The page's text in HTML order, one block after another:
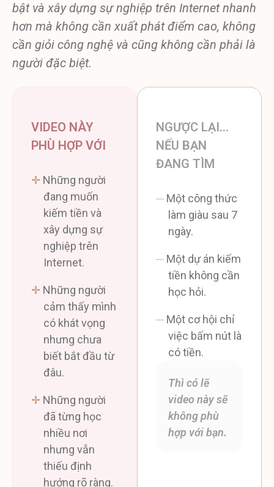
bật và xây dựng sự nghiệp trên Internet nhanh
hơn mà không cần xuất phát điểm cao, không
cần giỏi công nghệ và cũng không cần phải là
người đặc biệt.
VIDEO NÀY
PHÙ HỢP VỚI
✛ Những người
đang muốn
kiếm tiền và
xây dựng sự
nghiệp trên
Internet.
✛ Những người
cảm thấy mình
có khát vọng
nhưng chưa
biết bắt đầu từ
đâu.
✛ Những người
đã từng học
nhiều nơi
nhưng vẫn
thiếu định
hướng rõ ràng.
NGƯỢC LẠI…
NẾU BẠN
ĐANG TÌM
─ Một công thức
làm giàu sau 7
ngày.
─ Một dự án kiếm
tiền không cần
học hỏi.
─ Một cơ hội chỉ
việc bấm nút là
có tiền.
Thì có lẽ
video này sẽ
không phù
hợp với bạn.